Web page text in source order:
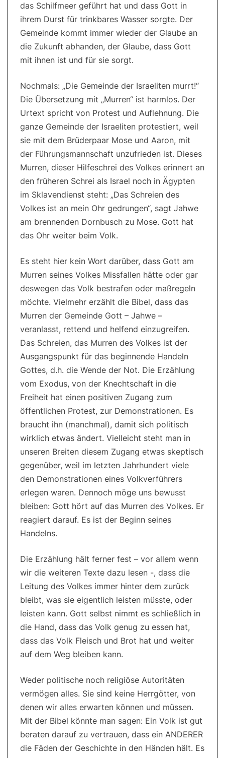
das Schilfmeer geführt hat und dass Gott in
ihrem Durst für trinkbares Wasser sorgte. Der
Gemeinde kommt immer wieder der Glaube an
die Zukunft abhanden, der Glaube, dass Gott
mit ihnen ist und für sie sorgt.
Nochmals: „Die Gemeinde der Israeliten murrt!“
Die Übersetzung mit „Murren“ ist harmlos. Der
Urtext spricht von Protest und Auflehnung. Die
ganze Gemeinde der Israeliten protestiert, weil
sie mit dem Brüderpaar Mose und Aaron, mit
der Führungsmannschaft unzufrieden ist. Dieses
Murren, dieser Hilfeschrei des Volkes erinnert an
den früheren Schrei als Israel noch in Ägypten
im Sklavendienst steht: „Das Schreien des
Volkes ist an mein Ohr gedrungen“, sagt Jahwe
am brennenden Dornbusch zu Mose. Gott hat
das Ohr weiter beim Volk.
Es steht hier kein Wort darüber, dass Gott am
Murren seines Volkes Missfallen hätte oder gar
deswegen das Volk bestrafen oder maßregeln
möchte. Vielmehr erzählt die Bibel, dass das
Murren der Gemeinde Gott – Jahwe –
veranlasst, rettend und helfend einzugreifen.
Das Schreien, das Murren des Volkes ist der
Ausgangspunkt für das beginnende Handeln
Gottes, d.h. die Wende der Not. Die Erzählung
vom Exodus, von der Knechtschaft in die
Freiheit hat einen positiven Zugang zum
öffentlichen Protest, zur Demonstrationen. Es
braucht ihn (manchmal), damit sich politisch
wirklich etwas ändert. Vielleicht steht man in
unseren Breiten diesem Zugang etwas skeptisch
gegenüber, weil im letzten Jahrhundert viele
den Demonstrationen eines Volkverführers
erlegen waren. Dennoch möge uns bewusst
bleiben: Gott hört auf das Murren des Volkes. Er
reagiert darauf. Es ist der Beginn seines
Handelns.
Die Erzählung hält ferner fest – vor allem wenn
wir die weiteren Texte dazu lesen -, dass die
Leitung des Volkes immer hinter dem zurück
bleibt, was sie eigentlich leisten müsste, oder
leisten kann. Gott selbst nimmt es schließlich in
die Hand, dass das Volk genug zu essen hat,
dass das Volk Fleisch und Brot hat und weiter
auf dem Weg bleiben kann.
Weder politische noch religiöse Autoritäten
vermögen alles. Sie sind keine Herrgötter, von
denen wir alles erwarten können und müssen.
Mit der Bibel könnte man sagen: Ein Volk ist gut
beraten darauf zu vertrauen, dass ein ANDERER
die Fäden der Geschichte in den Händen hält. Es